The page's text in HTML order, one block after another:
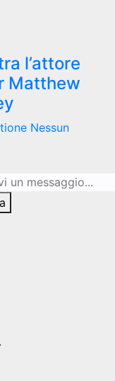
l’attore
Matthew
Nessun